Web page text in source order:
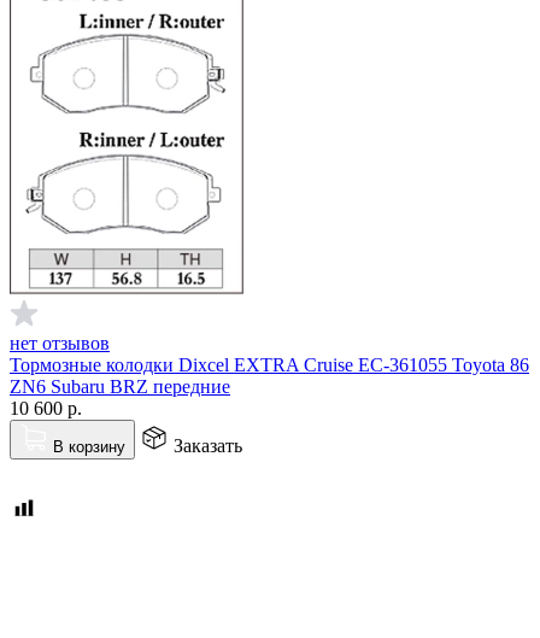
нет отзывов
Тормозные колодки Dixcel EXTRA Cruise EC-361055 Toyota 86
ZN6 Subaru BRZ передние
10 600 р.
В корзину Заказать